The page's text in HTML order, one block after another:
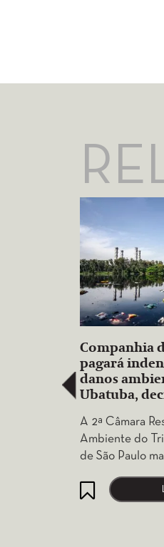
Companhia
pagará
danos
Ubatuba,
A 2ª Câmara
Ambiente do
de São Paulo